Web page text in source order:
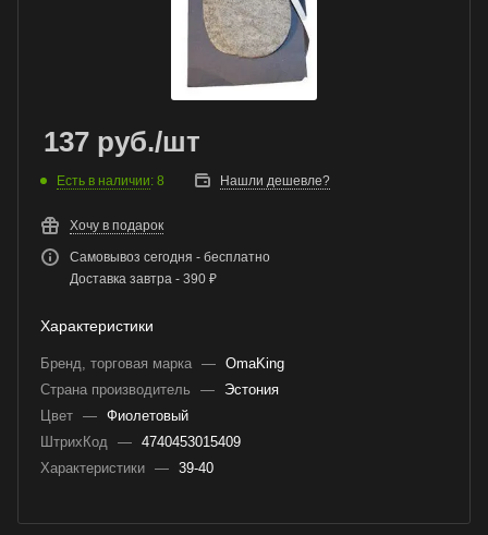
137 руб./шт
Есть в наличии: 8 Нашли дешевле?
Хочу в подарок
Самовывоз сегодня - бесплатно
Доставка завтра - 390 ₽
Характеристики
Бренд, торговая марка — OmaKing
Страна производитель
—
Эстония
Цвет — Фиолетовый
ШтрихКод — 4740453015409
Характеристики — 39-40